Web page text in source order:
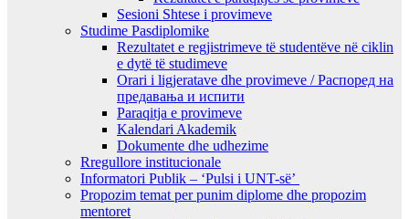
Sesioni Shtese i provimeve
Studime Pasdiplomike
Rezultatet e regjistrimeve të studentëve në ciklin
e dytë të studimeve
Orari i ligjeratave dhe provimeve / Распоред на
предавањa и испити
Paraqitja e provimeve
Kalendari Akademik
Dokumente dhe udhezime
Rregullore institucionale
Informatori Publik – ‘Pulsi i UNT-së’
Propozim temat per punim diplome dhe propozim
mentoret